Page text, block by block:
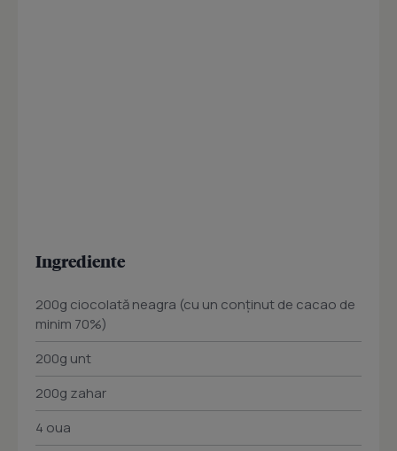
Ingrediente
200g ciocolată neagra (cu un conținut de cacao de
minim 70%)
200g unt
200g zahar
4 oua